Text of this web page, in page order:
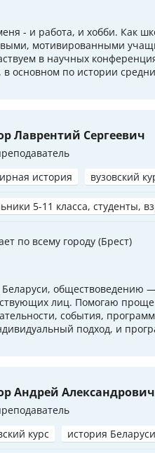
- и работа, и хобби. Как
мотивированными
в научных
основном по истории
Лаврентий Сергеевич
история
вузовский
5-11 класса, студенты,
по всему городу (Брест)
обществоведению
лиц. Помогаю
события,
подход, и
Андрей Александрович
курс
история Беларуси